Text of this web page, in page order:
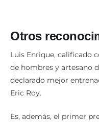
Otros
Luis Enrique, calificado
de hombres y artesano
declarado mejor
Eric Roy.
Es, además, el primer